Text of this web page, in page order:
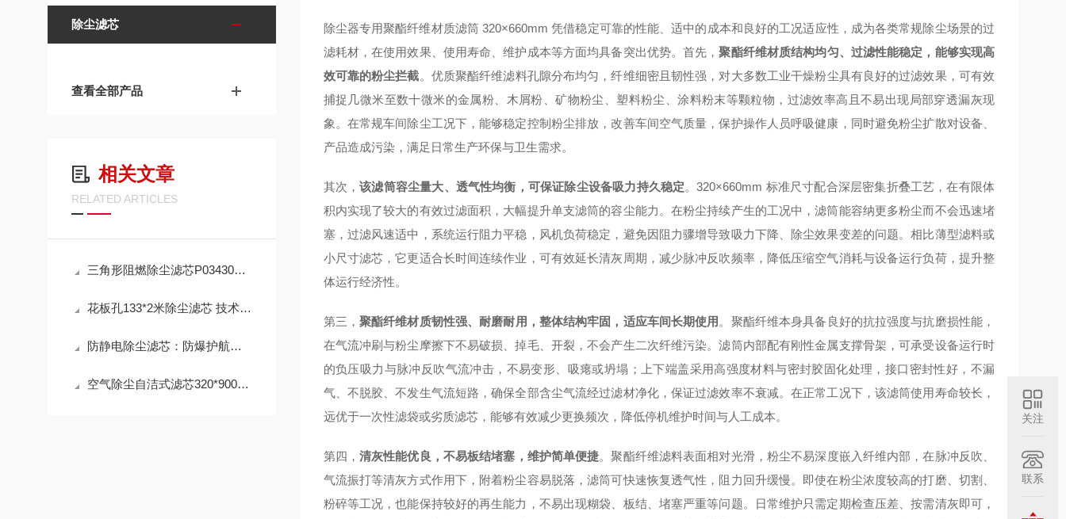
除尘滤芯
查看全部产品
相关文章
RELATED ARTICLES
三角形阻燃除尘滤芯P034303 工作原理
花板孔133*2米除尘滤芯 技术参数
防静电除尘滤芯：防爆护航，高效除尘，守护高危工况安全
空气除尘自洁式滤芯320*900mm 性能
除尘器专用聚酯纤维材质滤筒 320×660mm 凭借稳定可靠的性能、适中的成本和良好的工况适应性，成为各类常规除尘场景的过
滤耗材，在使用效果、使用寿命、维护成本等方面均具备突出优势。首先，聚酯纤维材质结构均匀、过滤性能稳定，能够实现高
效可靠的粉尘拦截。优质聚酯纤维滤料孔隙分布均匀，纤维细密且韧性强，对大多数工业干燥粉尘具有良好的过滤效果，可有效
捕捉几微米至数十微米的金属粉、木屑粉、矿物粉尘、塑料粉尘、涂料粉末等颗粒物，过滤效率高且不易出现局部穿透漏灰现
象。在常规车间除尘工况下，能够稳定控制粉尘排放，改善车间空气质量，保护操作人员呼吸健康，同时避免粉尘扩散对设备、
产品造成污染，满足日常生产环保与卫生需求。
其次，该滤筒容尘量大、透气性均衡，可保证除尘设备吸力持久稳定。320×660mm 标准尺寸配合深层密集折叠工艺，在有限体
积内实现了较大的有效过滤面积，大幅提升单支滤筒的容尘能力。在粉尘持续产生的工况中，滤筒能容纳更多粉尘而不会迅速堵
塞，过滤风速适中，系统运行阻力平稳，风机负荷稳定，避免因阻力骤增导致吸力下降、除尘效果变差的问题。相比薄型滤料或
小尺寸滤芯，它更适合长时间连续作业，可有效延长清灰周期，减少脉冲反吹频率，降低压缩空气消耗与设备运行负荷，提升整
体运行经济性。
第三， 聚酯纤维材质韧性强、耐磨耐用，整体结构牢固，适应车间长期使用 。聚酯纤维本身具备良好的抗拉强度与抗磨损性能，
在气流冲刷与粉尘摩擦下不易破损、掉毛、开裂，不会产生二次纤维污染。滤筒内部配有刚性金属支撑骨架，可承受设备运行时
的负压吸力与脉冲反吹气流冲击，不易变形、吸瘪或坍塌；上下端盖采用高强度材料与密封胶固化处理，接口密封性好，不漏
气、不脱胶、不发生气流短路，确保全部含尘气流经过滤材净化，保证过滤效率不衰减。在正常工况下，该滤筒使用寿命较长，
远优于一次性滤袋或劣质滤芯，能够有效减少更换频次，降低停机维护时间与人工成本。
第四， 清灰性能优良，不易板结堵塞，维护简单便捷。聚酯纤维滤料表面相对光滑，粉尘不易深度嵌入纤维内部，在脉冲反吹、
气流振打等清灰方式作用下，附着粉尘容易脱落，滤筒可快速恢复透气性，阻力回升缓慢。即使在粉尘浓度较高的打磨、切割、
粉碎等工况，也能保持较好的再生能力，不易出现糊袋、板结、堵塞严重等问题。日常维护只需定期检查压差、按需清灰即可，
关注
联系